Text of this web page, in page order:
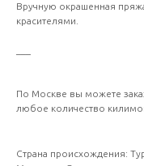
Вручную окрашенная
красителями.
По Москве вы можете
любое количество
Страна происхождения: